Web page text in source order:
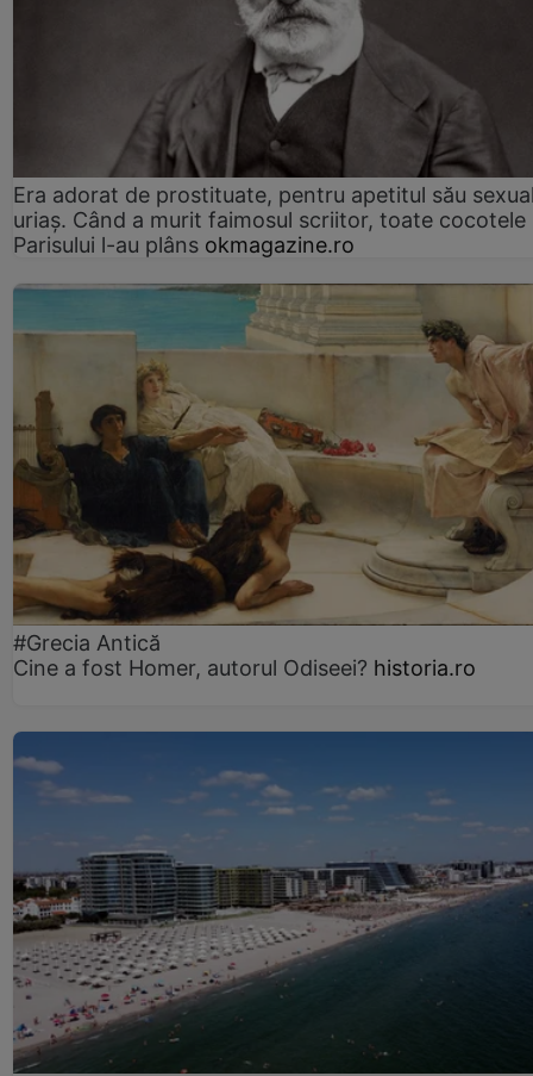
Era adorat de prostituate, pentru apetitul său
uriaș. Când a murit faimosul scriitor, toate cocotele
Parisului l-au plâns okmagazine.ro
#Grecia Antică
Cine a fost Homer, autorul Odiseei? historia.ro